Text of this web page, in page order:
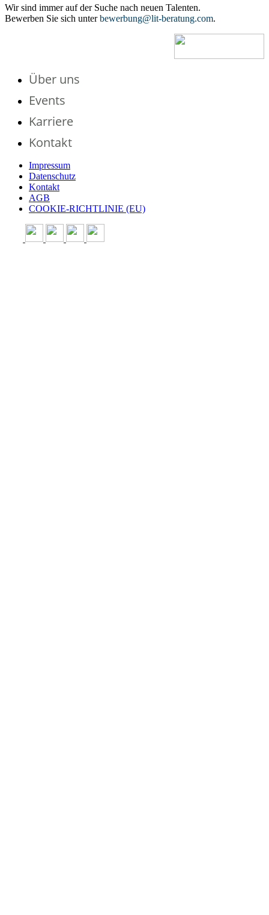
Wir sind immer auf der Suche nach neuen Talenten.
Bewerben Sie sich unterbewerbung@lit-beratung.com.
Über uns
Events
Karriere
Kontakt
Impressum
Datenschutz
Kontakt
AGB
COOKIE-RICHTLINIE (EU)